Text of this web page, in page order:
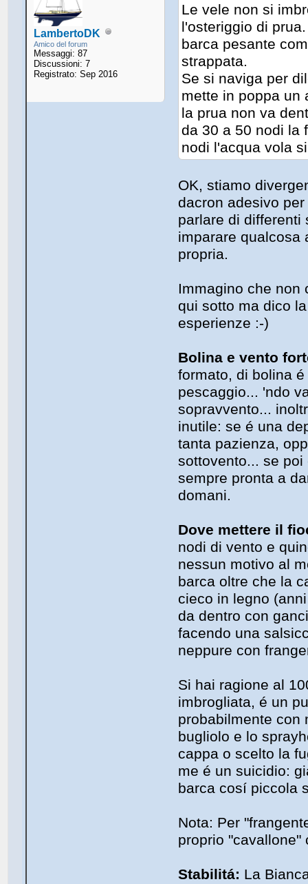
LambertoDK
Amico del forum
Messaggi: 87
Discussioni: 7
Registrato: Sep 2016
Le vele non si
l'osteriggio di
barca pesante
strappata.
Se si naviga per
mette in poppa un
la prua non va
da 30 a 50 nodi la
nodi l'acqua vola
OK, stiamo
dacron adesivo
parlare di differenti
imparare qualcosa
propria.
Immagino che non
qui sotto ma dico
esperienze :-)
Bolina e vento
formato, di bolina
pescaggio... 'ndo
sopravvento...
inutile: se é una
tanta pazienza,
sottovento... se
sempre pronta a
domani.
Dove mettere il
nodi di vento e
nessun motivo al
barca oltre che la
cieco in legno
da dentro con
facendo una
neppure con
Si hai ragione al
imbrogliata, é un
probabilmente con
bugliolo e lo
cappa o scelto la
me é un suicidio:
barca cosí piccola
Nota: Per
proprio
Stabilitá: La